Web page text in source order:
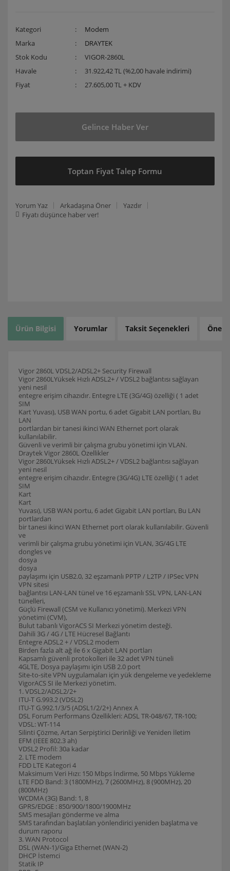
Kategori
Modem
Marka
DRAYTEK
Stok Kodu
VIGOR-2860L
Havale
31.922,42 TL (%2,00 havale indirimi)
Fiyat
27.605,00 TL + KDV
Gelince Haber Ver
Toptan Fiyat Talep Formu
Yorum Yaz Arkadaşına Öner
Yazdır
Fiyatı düşünce haber ver!
Ürün Bilgisi Yorumlar Taksit Seçenekleri
Vigor 2860L VDSL2/ADSL2+ Security Firewall
Vigor 2860LYüksek Hızlı ADSL2+ / VDSL2 bağlantısı sağlayan
yeni nesil
entegre erişim cihazıdır. Entegre LTE (3G/4G) özelliği ( 1 adet
SIM
Kart Yuvası), USB WAN portu, 6 adet Gigabit LAN portları, Bu
LAN
portlardan bir tanesi ikinci WAN Ethernet port olarak
kullanılabilir.
Güvenli ve verimli bir çalışma grubu yönetimi için VLAN.
Draytek Vigor 2860L Özellikler
Vigor 2860LYüksek Hızlı ADSL2+ / VDSL2 bağlantısı sağlayan
yeni nesil
entegre erişim cihazıdır. Entegre (3G/4G) LTE özelliği ( 1 adet
SIM
Kart
Kart
Yuvası), USB WAN portu, 6 adet Gigabit LAN portları, Bu LAN
portlardan
bir tanesi ikinci WAN Ethernet port olarak kullanılabilir. Güvenli
ve
verimli bir çalışma grubu yönetimi için VLAN, 3G/4G LTE
dongles ve
dosya
dosya
paylaşımı için USB2.0, 32 eşzamanlı PPTP / L2TP / IPSec VPN
VPN sitesi
bağlantısı LAN-LAN tünel ve 16 eşzamanlı SSL VPN, LAN-LAN
tünelleri,
Güçlü Firewall (CSM ve Kullanıcı yönetimi). Merkezi VPN
yönetimi (CVM),
Bulut tabanlı VigorACS SI Merkezi yönetim desteği.
Dahili 3G / 4G / LTE Hücresel Bağlantı
Entegre ADSL2 + / VDSL2 modem
Birden fazla alt ağ ile 6 x Gigabit LAN portları
Kapsamlı güvenli protokolleri ile 32 adet VPN tüneli
4GLTE, Dosya paylaşımı için USB 2.0 port
Site-to-site VPN uygulamaları için yük dengeleme ve yedekleme
VigorACS SI ile Merkezi yönetim.
1. VDSL2/ADSL2/2+
ITU-T G.993.2 (VDSL2)
ITU-T G.992.1/3/5 (ADSL1/2/2+) Annex A
DSL Forum Performans Özellikleri: ADSL TR-048/67, TR-100;
VDSL: WT-114
Silinti Çözme, Artan Serpiştirici Derinliği ve Yeniden İletim
EFM (IEEE 802.3 ah)
VDSL2 Profil: 30a kadar
2. LTE modem
FDD LTE Kategori 4
Maksimum Veri Hızı: 150 Mbps İndirme, 50 Mbps Yükleme
LTE FDD Band: 3 (1800MHz), 7 (2600MHz), 8 (900MHz), 20
(800MHz)
WCDMA (3G) Band: 1, 8
GPRS/EDGE : 850/900/1800/1900MHz
SMS mesajları gönderme ve alma
SMS tarafından başlatılan yönlendirici yeniden başlatma ve
durum raporu
3. WAN Protocol
DSL (WAN-1)/Giga Ethernet (WAN-2)
DHCP İstemci
Statik IP